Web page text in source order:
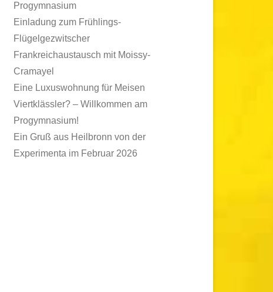
Progymnasium
Einladung zum Frühlings-
Flügelgezwitscher
Frankreichaustausch mit Moissy-
Cramayel
Eine Luxuswohnung für Meisen
Viertklässler? – Willkommen am
Progymnasium!
Ein Gruß aus Heilbronn von der
Experimenta im Februar 2026